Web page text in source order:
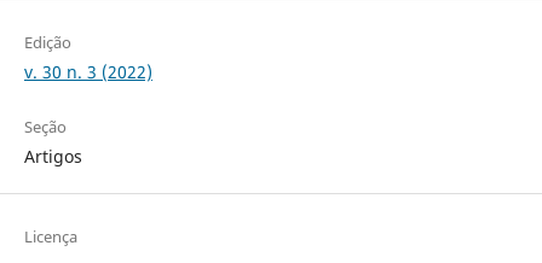
Edição
v. 30 n. 3 (2022)
Seção
Artigos
Licença